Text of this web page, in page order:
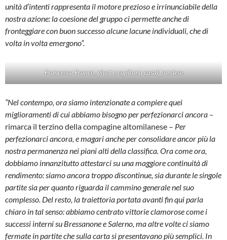
unità d’intenti rappresenta il motore prezioso e irrinunciabile della
nostra azione: la coesione del gruppo ci permette anche di
fronteggiare con buon successo alcune lacune individuali, che di
volta in volta emergono”.
Francesca Franco, pivot e capitana casalgrandese
“Nel contempo, ora siamo intenzionate a compiere quei
miglioramenti di cui abbiamo bisogno per perfezionarci ancora –
rimarca il terzino della compagine altomilanese – Per
perfezionarci ancora, e magari anche per consolidare ancor più la
nostra permanenza nei piani alti della classifica. Ora come ora,
dobbiamo innanzitutto attestarci su una maggiore continuità di
rendimento: siamo ancora troppo discontinue, sia durante le singole
partite sia per quanto riguarda il cammino generale nel suo
complesso. Del resto, la traiettoria portata avanti fin qui parla
chiaro in tal senso: abbiamo centrato vittorie clamorose come i
successi interni su Bressanone e Salerno, ma altre volte ci siamo
fermate in partite che sulla carta si presentavano più semplici. In